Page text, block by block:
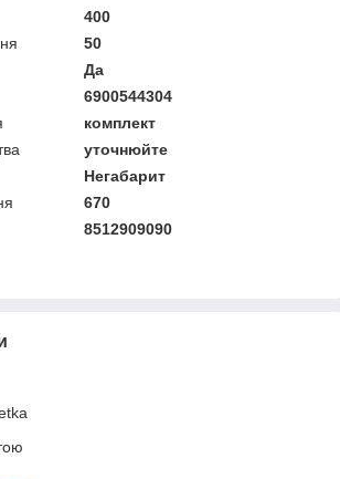
400
50
Да
6900544304
комплект
уточнюйте
Негабарит
670
8512909090